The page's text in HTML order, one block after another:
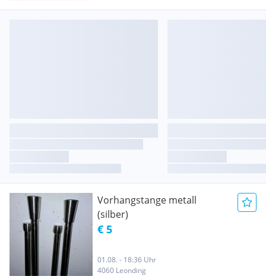
Vorhangstange metall
(silber)
€ 5
01.08. - 18:36 Uhr
4060 Leonding